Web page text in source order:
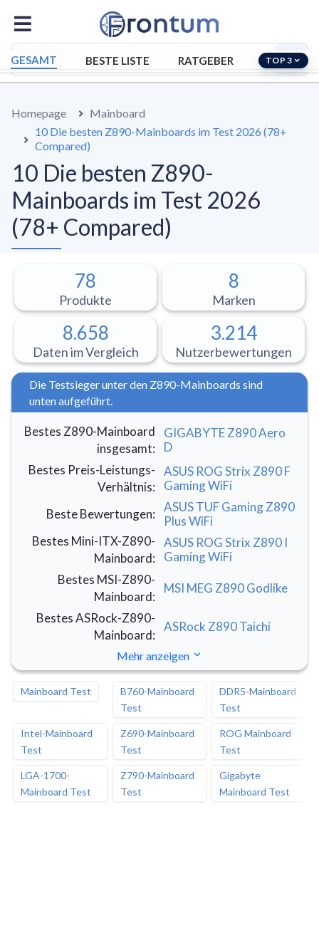
GESAMT BESTE LISTE RATGEBER TOP 3
Homepage
Mainboard
10 Die besten Z890-Mainboards im Test 2026 (78+
Compared)
10 Die besten Z890-
Mainboards im Test 2026
(78+ Compared)
78
Produkte
8
Marken
8.658
Daten im Vergleich
3.214
Nutzerbewertungen
Die Testsieger unter den Z890-Mainboards sind
unten aufgeführt.
Bestes Z890-Mainboard
insgesamt:
GIGABYTE Z890 Aero
D
Bestes Preis-Leistungs-
Verhältnis:
ASUS ROG Strix Z890 F
Gaming WiFi
Beste Bewertungen:
ASUS TUF Gaming Z890
Plus WiFi
Bestes Mini-ITX-Z890-
Mainboard:
ASUS ROG Strix Z890 I
Gaming WiFi
Bestes MSI-Z890-
Mainboard:
MSI MEG Z890 Godlike
Bestes ASRock-Z890-
Mainboard:
ASRock Z890 Taichi
Mehr anzeigen
Mainboard Test
Intel-Mainboard
Test
LGA-1700-
Mainboard Test
B760-Mainboard
Test
Z690-Mainboard
Test
Z790-Mainboard
Test
DDR5-Mainboard
Test
ROG Mainboard
Test
Gigabyte
Mainboard Test